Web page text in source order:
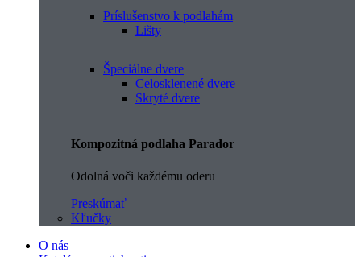
Príslušenstvo k podlahám
Lišty
Špeciálne dvere
Celosklenené dvere
Skryté dvere
Kompozitná podlaha Parador
Odolná voči každému oderu
Preskúmať
Kľučky
O nás